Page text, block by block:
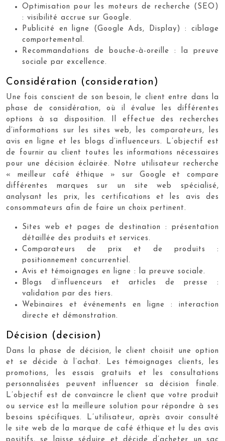
Optimisation pour les moteurs de recherche (SEO)
: visibilité accrue sur Google.
Publicité en ligne (Google Ads, Display) : ciblage
comportemental.
Recommandations de bouche-à-oreille : la preuve
sociale par excellence.
Considération (consideration)
Une fois conscient de son besoin, le client entre dans la
phase de considération, où il évalue les différentes
options à sa disposition. Il effectue des recherches
d’informations sur les sites web, les comparateurs, les
avis en ligne et les blogs d’influenceurs. L’objectif est
de fournir au client toutes les informations nécessaires
pour une décision éclairée. Notre utilisateur recherche
« meilleur café éthique » sur Google et compare
différentes marques sur un site web spécialisé,
analysant les prix, les certifications et les avis des
consommateurs afin de faire un choix pertinent.
Sites web et pages de destination : présentation
détaillée des produits et services.
Comparateurs de prix et de produits :
positionnement concurrentiel.
Avis et témoignages en ligne : la preuve sociale.
Blogs d’influenceurs et articles de presse :
validation par des tiers.
Webinaires et événements en ligne : interaction
directe et démonstration.
Décision (decision)
Dans la phase de décision, le client choisit une option
et se décide à l’achat. Les témoignages clients, les
promotions, les essais gratuits et les consultations
personnalisées peuvent influencer sa décision finale.
L’objectif est de convaincre le client que votre produit
ou service est la meilleure solution pour répondre à ses
besoins spécifiques. L’utilisateur, après avoir consulté
le site web de la marque de café éthique et lu des avis